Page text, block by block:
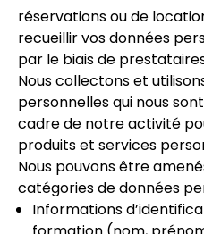
réservations ou de
recueillir vos données
par le biais de
Nous collectons et
personnelles qui nous
cadre de notre activité
produits et services
Nous pouvons être
catégories de données
Informations